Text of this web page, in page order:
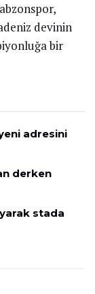
devinin
bir
adresini
derken
stada